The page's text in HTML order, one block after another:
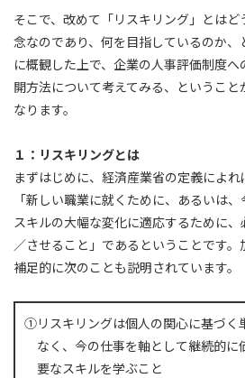
そこで、改めて「リスキリング」とは
念なのであり、何を目指しているのか
に概観した上で、企業の人事評価制度
開方法について考えてみる、というこ
なります。
１：リスキリングとは
まずはじめに、経済産業省の定義によ
「新しい職業に就くために、あるいは
スキルの大幅な変化に適応するために
／させること」であるということです。
補足的に次のことも説明されています。
①リスキリングは個人の関心に基づく
なく、今の仕事を軸として継続的
要なスキルを学ぶこと